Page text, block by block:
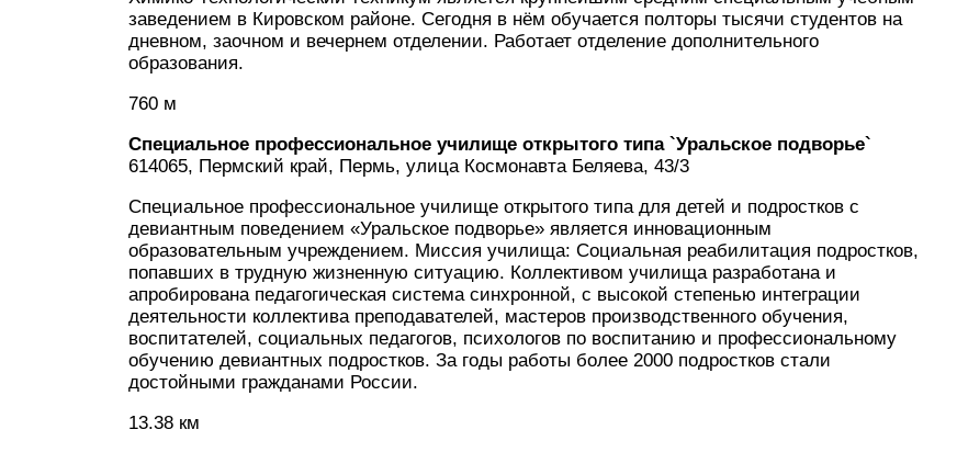
заведением в Кировском районе. Сегодня в нём обучается полторы тысячи студентов на
дневном, заочном и вечернем отделении. Работает отделение дополнительного
образования.
760 м
Специальное профессиональное училище открытого типа `Уральское подворье`
614065, Пермский край, Пермь, улица Космонавта Беляева, 43/3
Специальное профессиональное училище открытого типа для детей и подростков с
девиантным поведением «Уральское подворье» является инновационным
образовательным учреждением. Миссия училища: Социальная реабилитация подростков,
попавших в трудную жизненную ситуацию. Коллективом училища разработана и
апробирована педагогическая система синхронной, с высокой степенью интеграции
деятельности коллектива преподавателей, мастеров производственного обучения,
воспитателей, социальных педагогов, психологов по воспитанию и профессиональному
обучению девиантных подростков. За годы работы более 2000 подростков стали
достойными гражданами России.
13.38 км